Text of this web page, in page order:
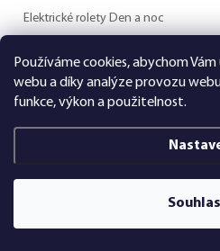
Používáme cookies, abychom
webu a díky analýze provozu
funkce, výkon a použitelnost.
Elektrické rolety Den a noc
Elektrický motor pro
Ovladač a